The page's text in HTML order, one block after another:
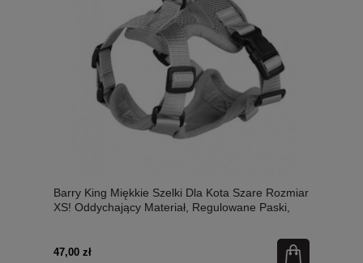
Barry King Miękkie Szelki Dla Kota Szare Rozmiar
XS! Oddychający Materiał, Regulowane Paski,
47,00 zł